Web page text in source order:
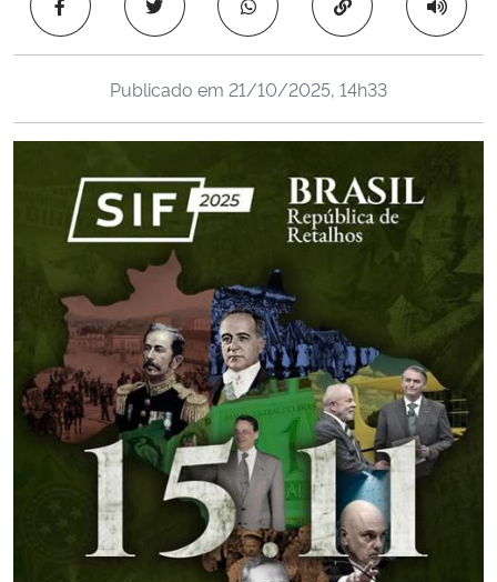
Ministério da Cidadania
Ministério da Ciência, Tecnologia, Inovações e Comunicações
Ministério do Meio Ambiente
Ministério do Turismo
Ministério do Desenvolvimento Regional
Controladoria-Geral da União
Ministério da Mulher, da Família e dos Direitos Humanos
Secretaria-Geral
Publicado em 21/10/2025, 14h33